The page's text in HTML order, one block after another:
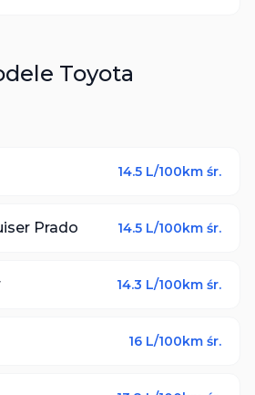
Toyota
14.5 L/100km śr.
Prado 14.5 L/100km śr.
14.3 L/100km śr.
16 L/100km śr.